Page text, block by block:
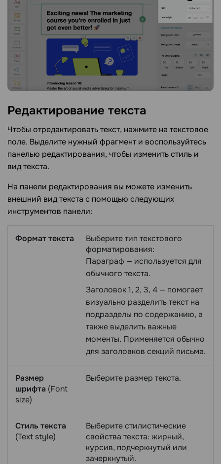
Редактирование текста
Чтобы отредактировать текст, нажмите на текстовое
поле. Выделите нужный фрагмент и воспользуйтесь
панелью редактирования, чтобы изменить стиль и
вид текста.
На панели редактирования вы можете изменить
внешний вид текста с помощью следующих
инструментов панели:
Формат текста
Выберите тип текстового
форматирования:
Параграф — используется для
обычного текста.
Заголовок 1, 2, 3, 4 — помогает
визуально разделить текст на
подразделы по содержанию, а
также выделить важные
моменты. Применяется обычно
для заголовков секций письма.
Размер
шрифта (Font
size)
Выберите размер текста.
Стиль текста
(Text style)
Выберите стилистические
свойства текста: жирный,
курсив, подчеркнутый или
зачеркнутый.